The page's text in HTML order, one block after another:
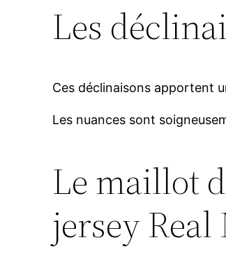
Les
Ces déclinaisons apportent
Les nuances sont
Le maillot
jersey